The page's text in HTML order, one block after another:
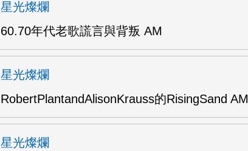
星光燦爛
60.70年代老歌謊言與背叛 AM
星光燦爛
RobertPlantandAlisonKrauss的RisingSand AM
星光燦爛